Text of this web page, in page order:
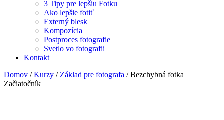
3 Tipy pre lepšiu Fotku
Ako lepšie fotiť
Externý blesk
Kompozícia
Postproces fotografie
Svetlo vo fotografii
Kontakt
Domov /Kurzy / Základ pre fotografa / Bezchybná fotka
Začiatočník